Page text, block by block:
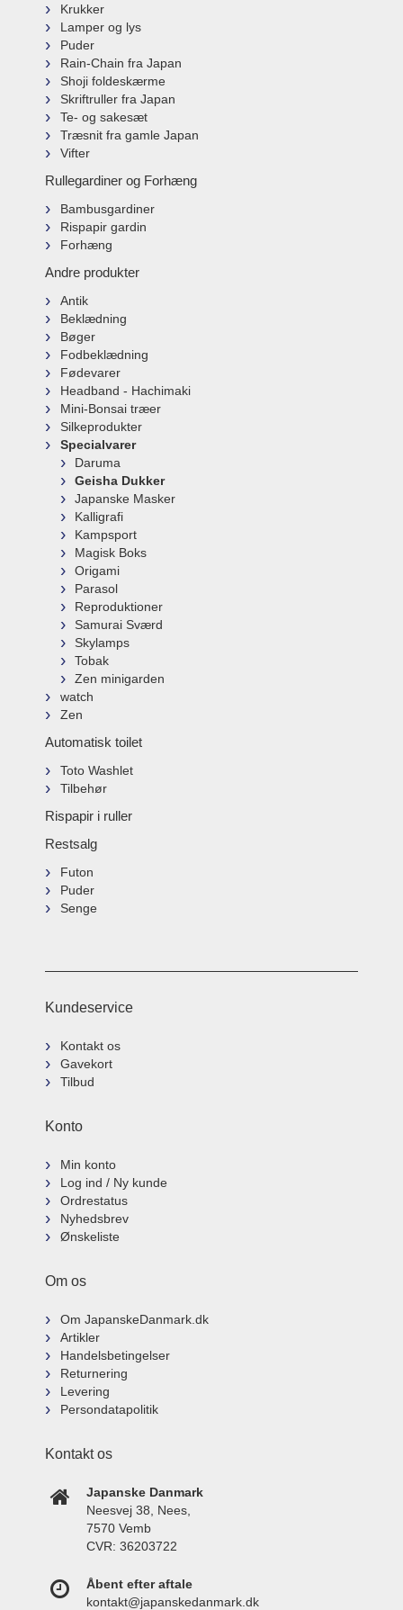
Krukker
Lamper og lys
Puder
Rain-Chain fra Japan
Shoji foldeskærme
Skriftruller fra Japan
Te- og sakesæt
Træsnit fra gamle Japan
Vifter
Rullegardiner og Forhæng
Bambusgardiner
Rispapir gardin
Forhæng
Andre produkter
Antik
Beklædning
Bøger
Fodbeklædning
Fødevarer
Headband - Hachimaki
Mini-Bonsai træer
Silkeprodukter
Specialvarer
Daruma
Geisha Dukker
Japanske Masker
Kalligrafi
Kampsport
Magisk Boks
Origami
Parasol
Reproduktioner
Samurai Sværd
Skylamps
Tobak
Zen minigarden
watch
Zen
Automatisk toilet
Toto Washlet
Tilbehør
Rispapir i ruller
Restsalg
Futon
Puder
Senge
Kundeservice
Kontakt os
Gavekort
Tilbud
Konto
Min konto
Log ind / Ny kunde
Ordrestatus
Nyhedsbrev
Ønskeliste
Om os
Om JapanskeDanmark.dk
Artikler
Handelsbetingelser
Returnering
Levering
Persondatapolitik
Kontakt os
Japanske Danmark
Neesvej 38, Nees,
7570 Vemb
CVR: 36203722
Åbent efter aftale
kontakt@japanskedanmark.dk